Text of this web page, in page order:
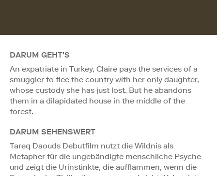
DARUM GEHT'S
An expatriate in Turkey, Claire pays the services of a
smuggler to flee the country with her only daughter,
whose custody she has just lost. But he abandons
them in a dilapidated house in the middle of the
forest.
DARUM SEHENSWERT
Tareq Daouds Debutfilm nutzt die Wildnis als
Metapher für die ungebändigte menschliche Psyche
und zeigt die Urinstinkte, die aufflammen, wenn die